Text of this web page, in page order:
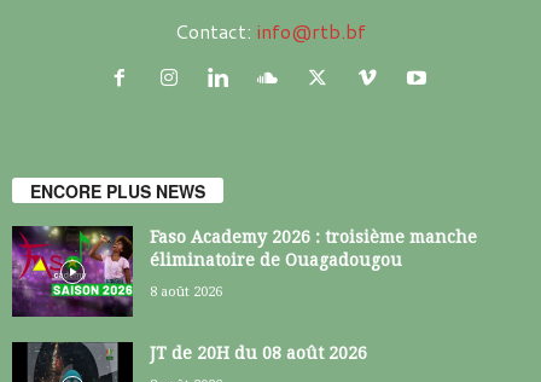
Contact: info@rtb.bf
ENCORE PLUS NEWS
Faso Academy 2026 : troisième manche
éliminatoire de Ouagadougou
8 août 2026
JT de 20H du 08 août 2026